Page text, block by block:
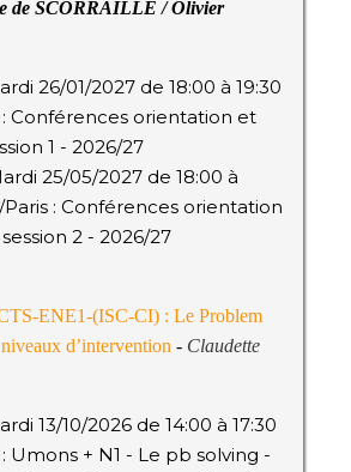
de SCORRAILLE / Olivier
26/01/2027 de 18:00 à 19:30
Conférences orientation et
1 - 2026/27
25/05/2027 de 18:00 à
: Conférences orientation
2 - 2026/27
ENE1-(ISC-CI) : Le Problem
d’intervention - Claudette
13/10/2026 de 14:00 à 17:30
Umons + N1 - Le pb solving -